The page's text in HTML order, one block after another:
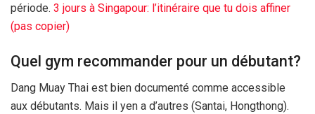
période. 3 jours à Singapour: l’itinéraire que tu dois affiner
(pas copier)
Quel gym recommander pour un débutant?
Dang Muay Thai est bien documenté comme accessible
aux débutants. Mais il yen a d’autres (Santai, Hongthong).